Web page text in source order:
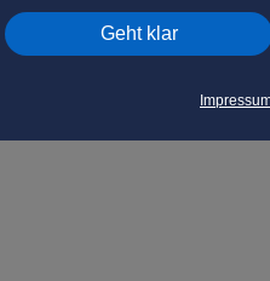
Geht klar